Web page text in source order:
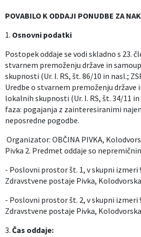
POVABILO K ODDAJI PONUDBE ZA
1. Osnovni podatki
Postopek oddaje se vodi skladno s 23.
stvarnem premoženju države in
skupnosti (Ur. l. RS, št. 86/10 in nasl.;
Uredbe o stvarnem premoženju države
lokalnih skupnosti (Ur. l. RS, št. 34/11
faza: pogajanja z zainteresiranimi
neposredne pogodbe.
Organizator: OBČINA PIVKA,
Pivka 2. Predmet oddaje so
- Poslovni prostor št. 1, v skupni izmeri
Zdravstvene postaje Pivka,
- Poslovni prostor št. 2, v skupni izmeri
Zdravstvene postaje Pivka,
3. Čas oddaje: